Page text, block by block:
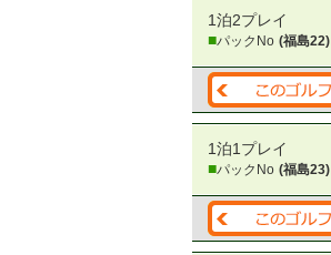
1泊2プレイ
■パックNo (福島22)
1泊1プレイ
■パックNo (福島23)